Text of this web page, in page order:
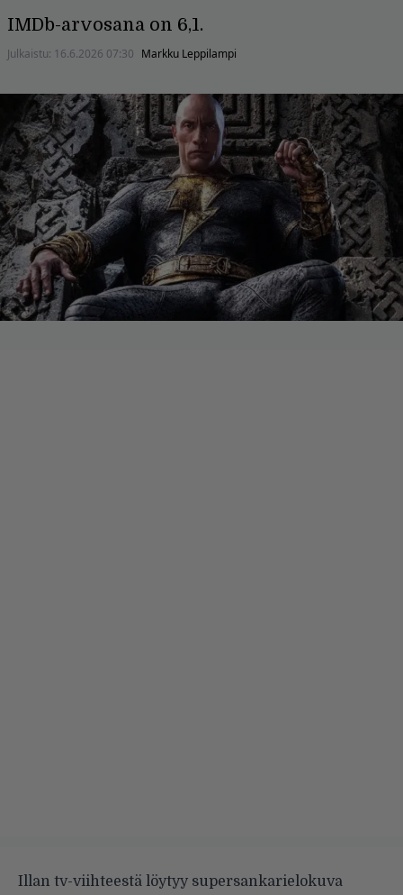
IMDb-arvosana on 6,1.
Julkaistu: 16.6.2026 07:30 Markku Leppilampi
Illan tv-viihteestä löytyy supersankarielokuva